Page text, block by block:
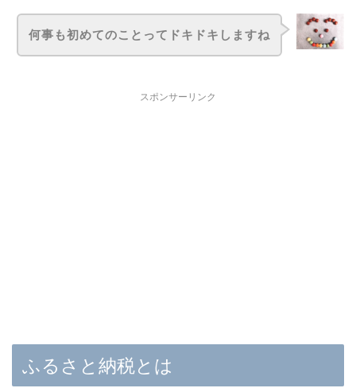
何事も初めてのことってドキドキしますね
スポンサーリンク
ふるさと納税とは